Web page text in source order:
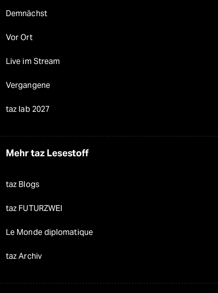
Demnächst
Vor Ort
Live im Stream
Vergangene
taz lab 2027
Mehr taz Lesestoff
taz Blogs
taz FUTURZWEI
Le Monde diplomatique
taz Archiv